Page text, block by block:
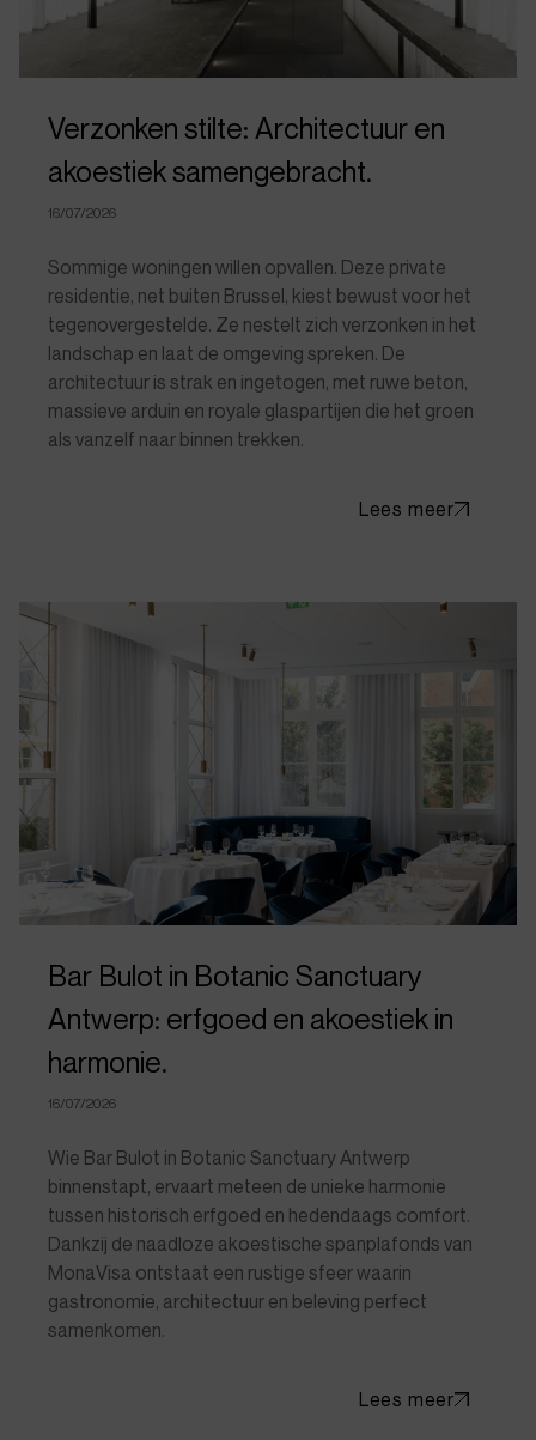
Verzonken stilte: Architectuur en
akoestiek samengebracht.
16/07/2026
Sommige woningen willen opvallen. Deze private
residentie, net buiten Brussel, kiest bewust voor het
tegenovergestelde. Ze nestelt zich verzonken in het
landschap en laat de omgeving spreken. De
architectuur is strak en ingetogen, met ruwe beton,
massieve arduin en royale glaspartijen die het groen
als vanzelf naar binnen trekken.
Lees meer
Bar Bulot in Botanic Sanctuary
Antwerp: erfgoed en akoestiek in
harmonie.
16/07/2026
Wie Bar Bulot in Botanic Sanctuary Antwerp
binnenstapt, ervaart meteen de unieke harmonie
tussen historisch erfgoed en hedendaags comfort.
Dankzij de naadloze akoestische spanplafonds van
MonaVisa ontstaat een rustige sfeer waarin
gastronomie, architectuur en beleving perfect
samenkomen.
Lees meer